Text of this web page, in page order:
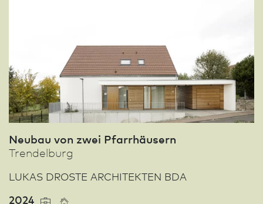
Neu­bau von zwei Pfarrhäusern
Trendelburg
LUKAS DROSTE ARCHITEKTEN BDA
2024